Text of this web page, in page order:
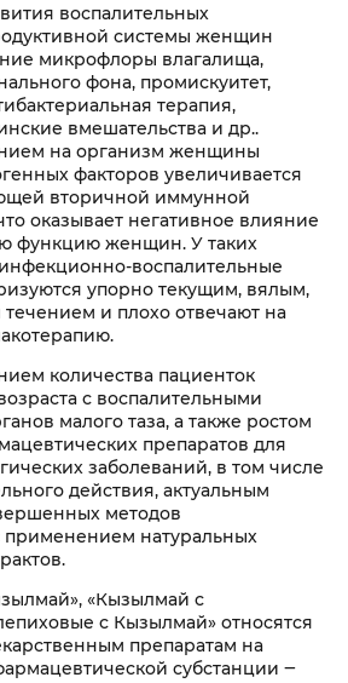
воспалительных
системы женщин
микрофлоры влагалища,
фона, промискуитет,
терапия,
вмешательства и др..
на организм женщины
факторов увеличивается
вторичной иммунной
оказывает негативное влияние
функцию женщин. У таких
воспалительные
упорно текущим, вялым,
и плохо отвечают на
количества пациенток
с воспалительными
малого таза, а также ростом
препаратов для
заболеваний, в том числе
действия, актуальным
методов
применением натуральных
«Кызылмай с
с Кызылмай» относятся
препаратам на
субстанции ‒